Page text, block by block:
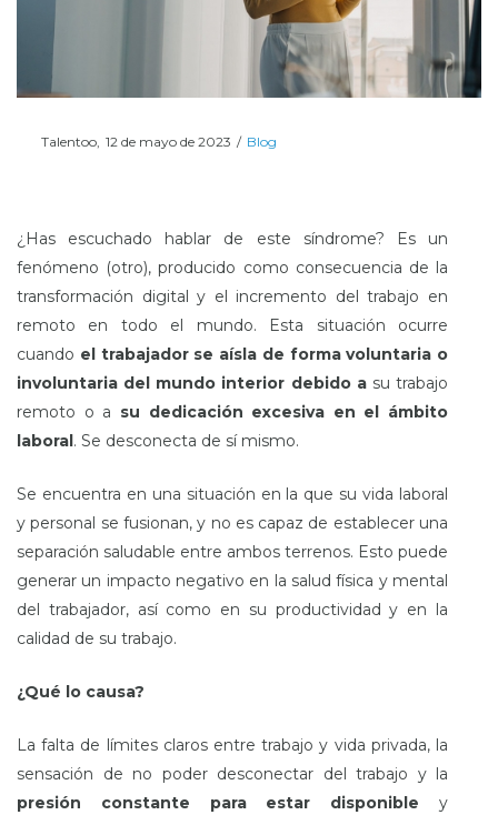
PorTalentoo Posted
12 de mayo de 2023
Posted
Blog
¿Has escuchado hablar de este síndrome? Es un
fenómeno (otro), producido como consecuencia de la
transformación digital y el incremento del trabajo en
remoto en todo el mundo. Esta situación ocurre
cuando el trabajador se aísla de forma voluntaria o
involuntaria del mundo interior debido a su trabajo
remoto o a su dedicación excesiva en el ámbito
laboral . Se desconecta de sí mismo.
Se encuentra en una situación en la que su vida laboral
y personal se fusionan, y no es capaz de establecer una
separación saludable entre ambos terrenos. Esto puede
generar un impacto negativo en la salud física y mental
del trabajador, así como en su productividad y en la
calidad de su trabajo.
¿Qué lo causa?
La falta de límites claros entre trabajo y vida privada, la
sensación de no poder desconectar del trabajo y la
presión constante para estar disponible y